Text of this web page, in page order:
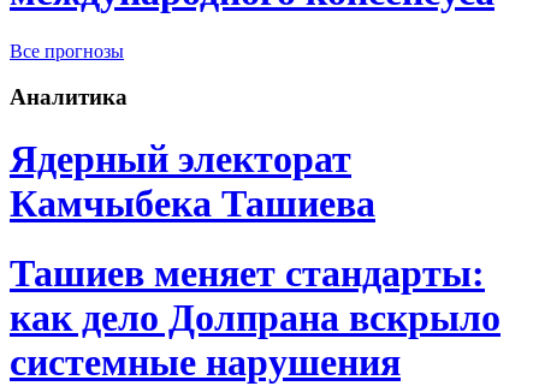
Все прогнозы
Аналитика
Ядерный электорат
Камчыбека Ташиева
Ташиев меняет стандарты:
как дело Долпрана вскрыло
системные нарушения